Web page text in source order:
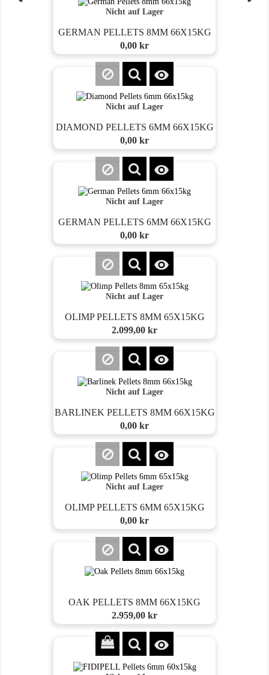
Nicht auf Lager
GERMAN PELLETS 8MM 66X15KG
Preis
0,00 kr

Nicht auf Lager
DIAMOND PELLETS 6MM 66X15KG
Preis
0,00 kr

Nicht auf Lager
GERMAN PELLETS 6MM 66X15KG
Preis
0,00 kr

Nicht auf Lager
OLIMP PELLETS 8MM 65X15KG
Preis
2.099,00 kr

Nicht auf Lager
BARLINEK PELLETS 8MM 66X15KG
Preis
0,00 kr

Nicht auf Lager
OLIMP PELLETS 6MM 65X15KG
Preis
0,00 kr

OAK PELLETS 8MM 66X15KG
Preis
2.959,00 kr
